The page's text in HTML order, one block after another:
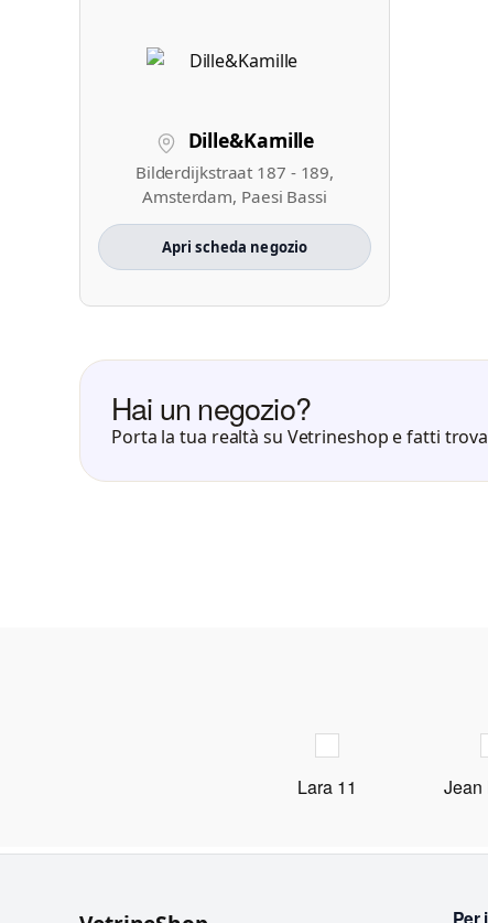
Dille&Kamille
Bilderdijkstraat 187 - 189,
Amsterdam, Paesi Bassi
Apri scheda negozio
Hai un negozio?
Porta la tua realtà su Vetrineshop e fatti
Lara 11 Jean